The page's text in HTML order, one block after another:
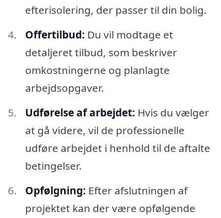
efterisolering, der passer til din bolig.
Offertilbud: Du vil modtage et
detaljeret tilbud, som beskriver
omkostningerne og planlagte
arbejdsopgaver.
Udførelse af arbejdet: Hvis du vælger
at gå videre, vil de professionelle
udføre arbejdet i henhold til de aftalte
betingelser.
Opfølgning: Efter afslutningen af
projektet kan der være opfølgende